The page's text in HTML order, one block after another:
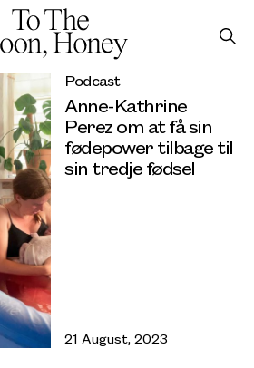
Podcast
Anne-Kathrine
Perez om at få sin
fødepower tilbage til
sin tredje fødsel
21 August, 2023